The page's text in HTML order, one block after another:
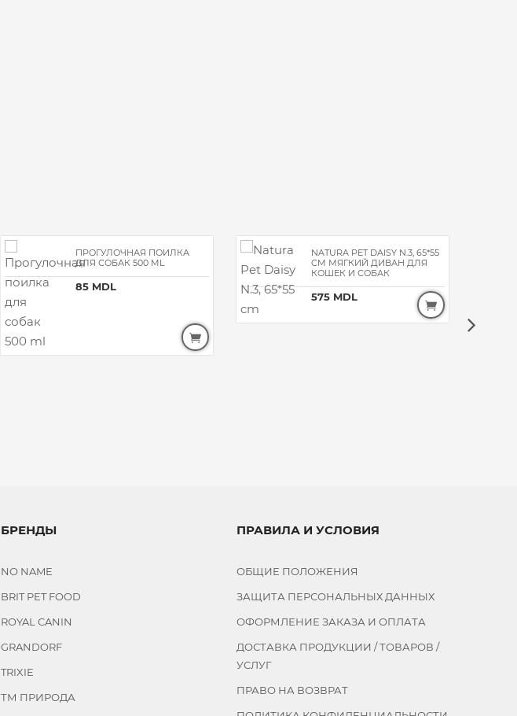
ПРОГУЛОЧНАЯ ПОИЛКА
ДЛЯ СОБАК 500 ML
85 MDL
NATURA PET DAISY N.3, 65*55
CM МЯГКИЙ ДИВАН ДЛЯ
КОШЕК И СОБАК
575 MDL
БРЕНДЫ
NO NAME
BRIT PET FOOD
ROYAL CANIN
GRANDORF
TRIXIE
ТМ ПРИРОДА
ПРАВИЛА И УСЛОВИЯ
ОБЩИЕ ПОЛОЖЕНИЯ
ЗАЩИТА ПЕРСОНАЛЬНЫХ ДАННЫХ
ОФОРМЛЕНИЕ ЗАКАЗА И ОПЛАТА
ДОСТАВКА ПРОДУКЦИИ / ТОВАРОВ /
УСЛУГ
ПРАВО НА ВОЗВРАТ